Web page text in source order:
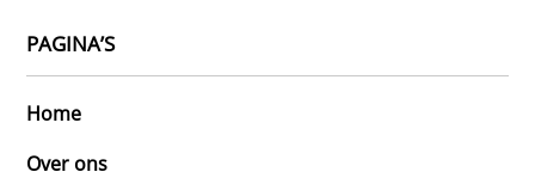
PAGINA’S
Home
Over ons